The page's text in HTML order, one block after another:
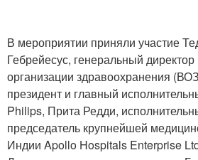
В мероприятии приняли участие
Гебрейесус, генеральный
организации здравоохранения
президент и главный
Philips, Прита Редди,
председатель крупнейшей
Индии Apollo Hospitals Enterprise